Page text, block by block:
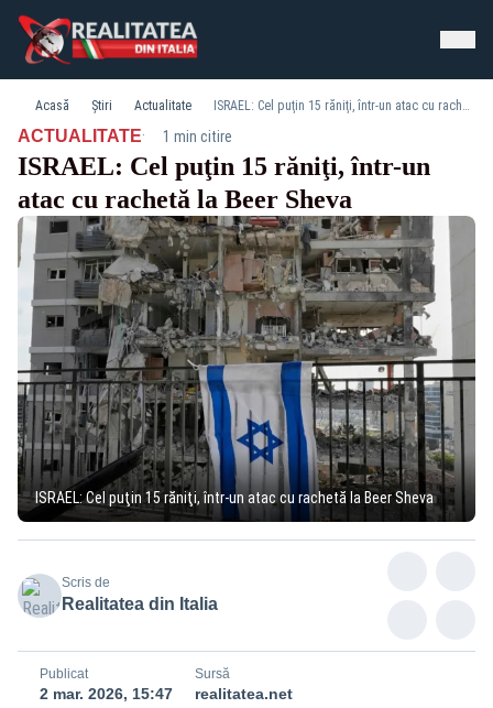
Acasă Știri Actualitate ISRAEL: Cel puţin 15 răniţi, într-un atac cu rachetă la Beer Sheva
ACTUALITATE· 1 min citire
ISRAEL: Cel puţin 15 răniţi, într-un
atac cu rachetă la Beer Sheva
ISRAEL: Cel puţin 15 răniţi, într-un atac cu rachetă la Beer Sheva
Scris de
Realitatea din Italia
Publicat
2 mar. 2026, 15:47
Sursă
realitatea.net